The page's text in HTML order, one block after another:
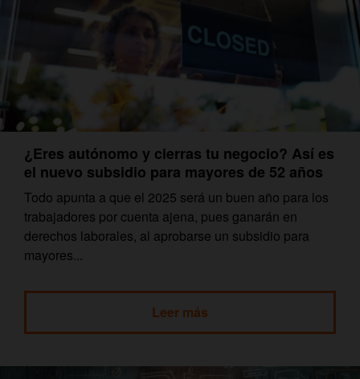
¿Eres autónomo y cierras tu negocio? Así es
el nuevo subsidio para mayores de 52 años
Todo apunta a que el 2025 será un buen año para los
trabajadores por cuenta ajena, pues ganarán en
derechos laborales, al aprobarse un subsidio para
mayores...
Leer más